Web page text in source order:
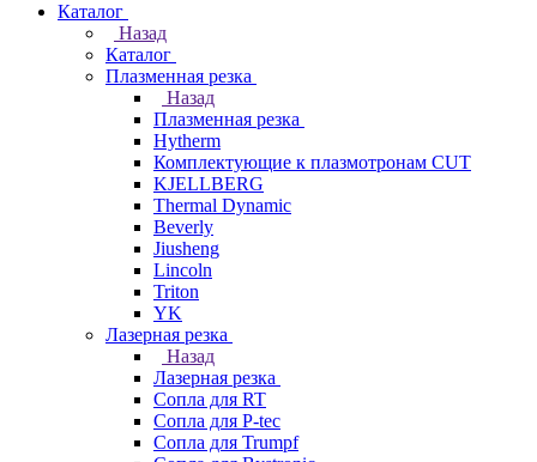
Каталог
Назад
Каталог
Плазменная резка
Назад
Плазменная резка
Hytherm
Комплектующие к плазмотронам CUT
KJELLBERG
Thermal Dynamic
Beverly
Jiusheng
Lincoln
Triton
YK
Лазерная резка
Назад
Лазерная резка
Сопла для RT
Сопла для P-tec
Сопла для Trumpf